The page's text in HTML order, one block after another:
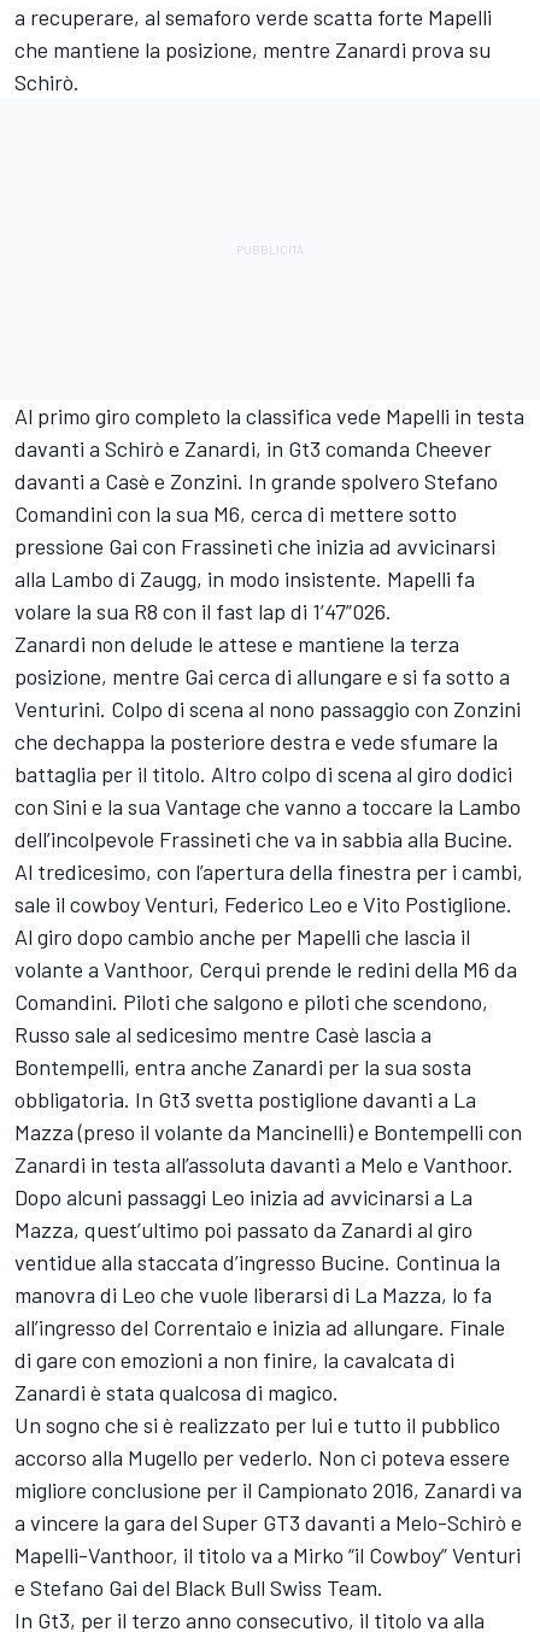
a recuperare, al semaforo verde scatta forte Mapelli
che mantiene la posizione, mentre Zanardi prova su
Schirò.
Al primo giro completo la classifica vede Mapelli in testa
davanti a Schirò e Zanardi, in Gt3 comanda Cheever
davanti a Casè e Zonzini. In grande spolvero Stefano
Comandini con la sua M6, cerca di mettere sotto
pressione Gai con Frassineti che inizia ad avvicinarsi
alla Lambo di Zaugg, in modo insistente. Mapelli fa
volare la sua R8 con il fast lap di 1’47”026.
Zanardi non delude le attese e mantiene la terza
posizione, mentre Gai cerca di allungare e si fa sotto a
Venturini. Colpo di scena al nono passaggio con Zonzini
che dechappa la posteriore destra e vede sfumare la
battaglia per il titolo. Altro colpo di scena al giro dodici
con Sini e la sua Vantage che vanno a toccare la Lambo
dell’incolpevole Frassineti che va in sabbia alla Bucine.
Al tredicesimo, con l’apertura della finestra per i cambi,
sale il cowboy Venturi, Federico Leo e Vito Postiglione.
Al giro dopo cambio anche per Mapelli che lascia il
volante a Vanthoor, Cerqui prende le redini della M6 da
Comandini. Piloti che salgono e piloti che scendono,
Russo sale al sedicesimo mentre Casè lascia a
Bontempelli, entra anche Zanardi per la sua sosta
obbligatoria. In Gt3 svetta postiglione davanti a La
Mazza (preso il volante da Mancinelli) e Bontempelli con
Zanardi in testa all’assoluta davanti a Melo e Vanthoor.
Dopo alcuni passaggi Leo inizia ad avvicinarsi a La
Mazza, quest’ultimo poi passato da Zanardi al giro
ventidue alla staccata d’ingresso Bucine. Continua la
manovra di Leo che vuole liberarsi di La Mazza, lo fa
all’ingresso del Correntaio e inizia ad allungare. Finale
di gare con emozioni a non finire, la cavalcata di
Zanardi è stata qualcosa di magico.
Un sogno che si è realizzato per lui e tutto il pubblico
accorso alla Mugello per vederlo. Non ci poteva essere
migliore conclusione per il Campionato 2016, Zanardi va
a vincere la gara del Super GT3 davanti a Melo-Schirò e
Mapelli-Vanthoor, il titolo va a Mirko “il Cowboy” Venturi
e Stefano Gai del Black Bull Swiss Team.
In Gt3, per il terzo anno consecutivo, il titolo va alla